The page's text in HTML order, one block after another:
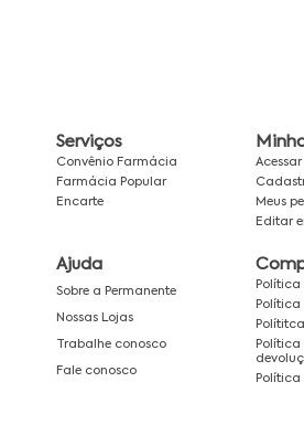
Serviços
Convênio Farmácia
Farmácia Popular
Encarte
Acessar
Meus
Editar
Ajuda
Sobre a Permanente
Nossas Lojas
Trabalhe conosco
Fale conosco
Política
Política